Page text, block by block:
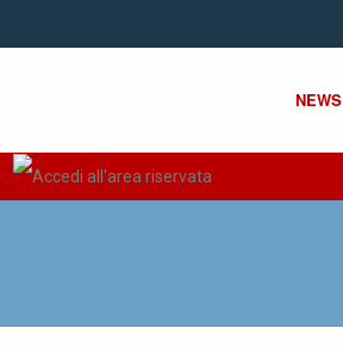
NEWS